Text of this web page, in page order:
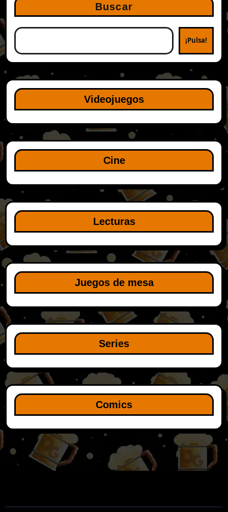
Buscar
¡Pulsa!
Videojuegos
Cine
Lecturas
Juegos de mesa
Series
Comics